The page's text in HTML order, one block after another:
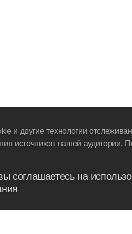
и другие технологии
источников нашей
соглашаетесь на